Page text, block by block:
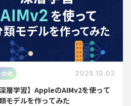
の他
深層学習】AppleのAIMv2を使って
モデルを作ってみた
2025.10.02